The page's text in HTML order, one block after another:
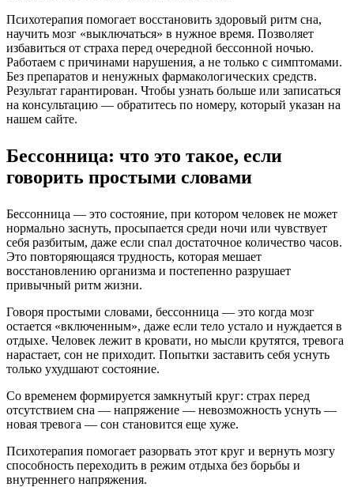
Психотерапия помогает восстановить здоровый ритм сна,
научить мозг «выключаться» в нужное время. Позволяет
избавиться от страха перед очередной бессонной ночью.
Работаем с причинами нарушения, а не только с симптомами.
Без препаратов и ненужных фармакологических средств.
Результат гарантирован. Чтобы узнать больше или записаться
на консультацию — обратитесь по номеру, который указан на
нашем сайте.
Бессонница: что это такое, если
говорить простыми словами
Бессонница — это состояние, при котором человек не может
нормально заснуть, просыпается среди ночи или чувствует
себя разбитым, даже если спал достаточное количество часов.
Это повторяющаяся трудность, которая мешает
восстановлению организма и постепенно разрушает
привычный ритм жизни.
Говоря простыми словами, бессонница — это когда мозг
остается «включенным», даже если тело устало и нуждается в
отдыхе. Человек лежит в кровати, но мысли крутятся, тревога
нарастает, сон не приходит. Попытки заставить себя уснуть
только ухудшают состояние.
Со временем формируется замкнутый круг: страх перед
отсутствием сна — напряжение — невозможность уснуть —
новая тревога — сон становится еще хуже.
Психотерапия помогает разорвать этот круг и вернуть мозгу
способность переходить в режим отдыха без борьбы и
внутреннего напряжения.